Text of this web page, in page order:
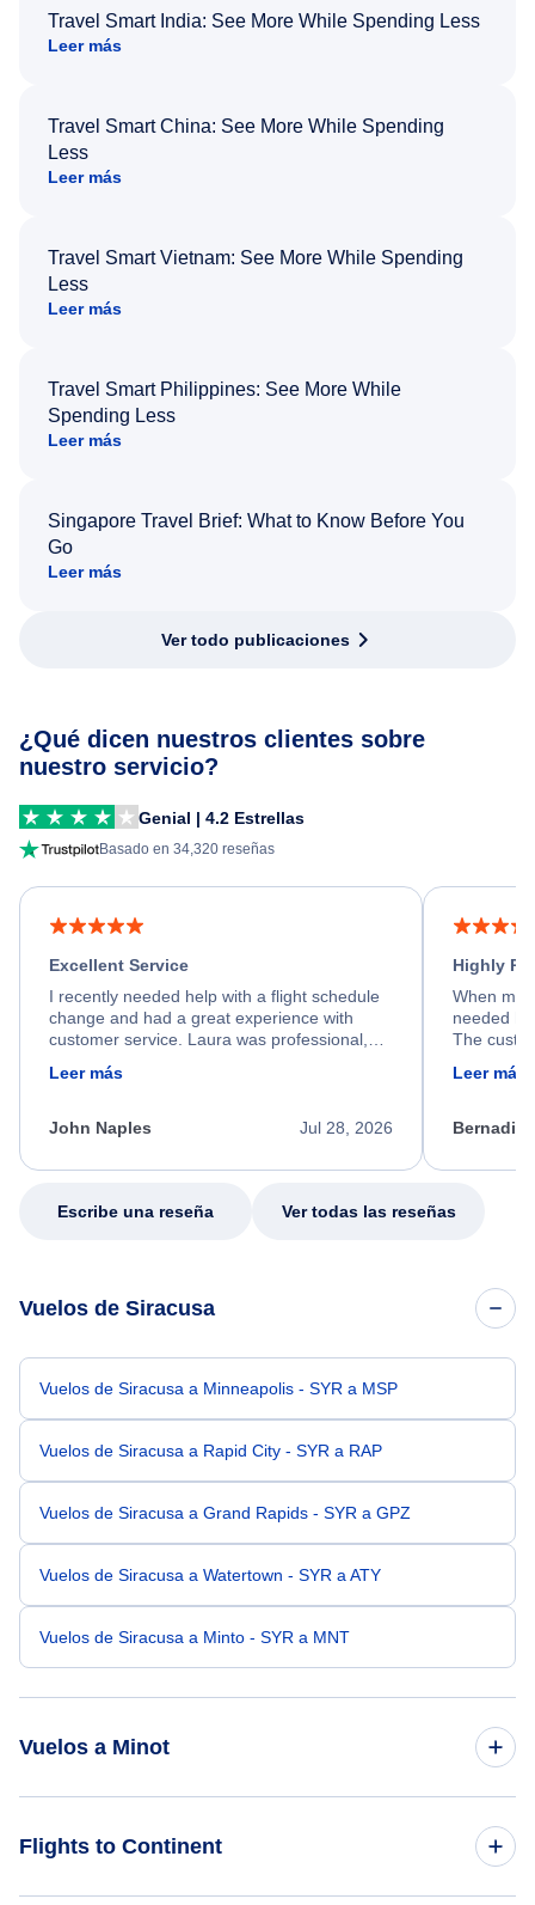
Travel Smart India: See More While Spending Less
Leer más
Travel Smart China: See More While Spending
Less
Leer más
Travel Smart Vietnam: See More While Spending
Less
Leer más
Travel Smart Philippines: See More While
Spending Less
Leer más
Singapore Travel Brief: What to Know Before You
Go
Leer más
Ver todo publicaciones
¿Qué dicen nuestros clientes sobre
nuestro servicio?
Genial | 4.2 Estrellas
Basado en 34,320 reseñas
Excellent Service
I recently needed help with a flight schedule
change and had a great experience with
customer service. Laura was professional,
friendly, and very helpful throughout the
process. She quickly found a solution and
appreciate her excellent service.
Leer más
Jul 28, 2026
John Naples
Highly
When my
needed
The
calm,
my issue.
Leer más
Escribe una reseña Ver todas las reseñas
Vuelos de Siracusa
Vuelos de Siracusa a Minneapolis - SYR a MSP
Vuelos de Siracusa a Rapid City - SYR a RAP
Vuelos de Siracusa a Grand Rapids - SYR a GPZ
Vuelos de Siracusa a Watertown - SYR a ATY
Vuelos de Siracusa a Minto - SYR a MNT
Vuelos a Minot
Flights to Continent